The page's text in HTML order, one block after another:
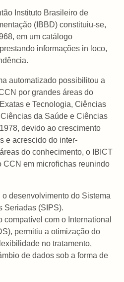
Instituto Brasileiro de
(IBBD) constituiu-se,
em um catálogo
informações in loco,
automatizado possibilitou a
por grandes áreas do
e Tecnologia, Ciências
da Saúde e Ciências
devido ao crescimento
e acrescido do inter-
do conhecimento, o IBICT
CCN em microfichas reunindo
desenvolvimento do Sistema
Seriadas (SIPS).
compatível com o International
permitiu a otimização do
no tratamento,
de dados sob a forma de